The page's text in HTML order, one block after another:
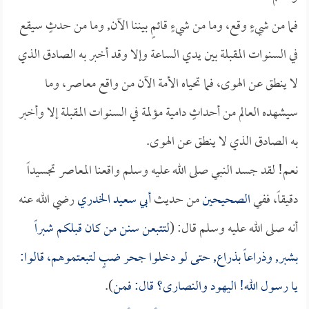
فما من شيءٍ وقع، وما من شيءٍ قائمٍ بيننا الآن, وما من حدثٍ سيقع
في السنوات المقبلة بين يدي الساعة وإلا وقد أخبر به الصادق الذي
لا ينطق عن الهوى، فما تحياه الأمة الآن من واقع معاصر، وما
سيشهده العالم من أحداثٍ دامية مؤلمة في السنوات المقبلة إلا وأخبر
به الصادق الذي لا ينطق عن الهوى.
نعم! لقد جسد النبي صلى الله عليه وسلم واقعنا المعاصر تجسيداً
دقيقاً، ففيالصحيحينمن حديثأبي سعيد الخدريرضي الله عنه
أنه صلى الله عليه وسلم قال: (لتتبعن سنن من كان قبلكم شبراً
بشبر, وذراعاً بذراع, حتى لو دخلوا جحر ضبٍ لتبعتموهم، قالوا:
يا رسول الله! اليهود والنصارى؟ قال: فمن).